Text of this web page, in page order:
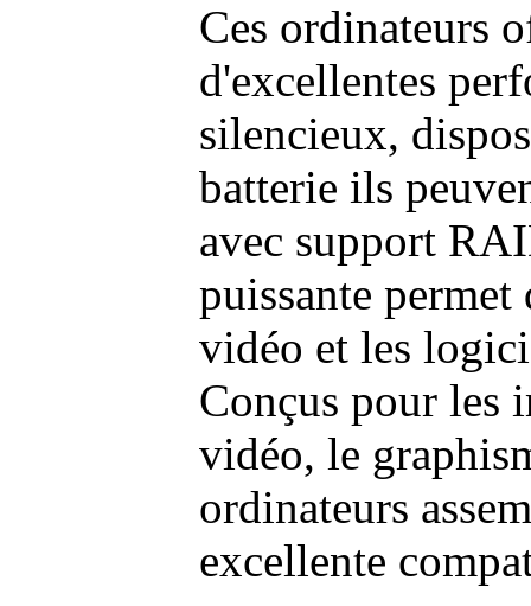
Ces ordinateurs
d'excellentes
silencieux,
batterie ils
avec support
puissante permet
vidéo et les
Conçus pour les
vidéo, le
ordinateurs
excellente